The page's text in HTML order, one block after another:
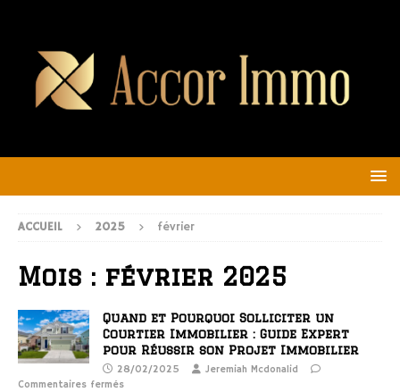
ACCUEIL 2025 février
Mois : février 2025
Quand et Pourquoi Solliciter un
Courtier Immobilier : Guide Expert
pour Réussir son Projet Immobilier
28/02/2025
Jeremiah Mcdonalid
Commentaires fermés